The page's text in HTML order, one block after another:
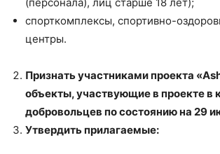
спорткомплексы, спортивно-
центры.
Признать участникамипроекта
объекты, участвующие в проекте в
добровольцев по состоянию на 29
Утвердить прилагаемые: